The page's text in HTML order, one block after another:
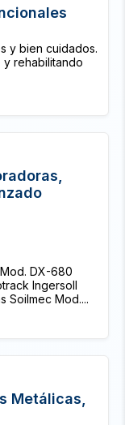
y bien cuidados.
rehabilitando
DX-680
Ingersoll
Soilmec Mod....
Metálicas,